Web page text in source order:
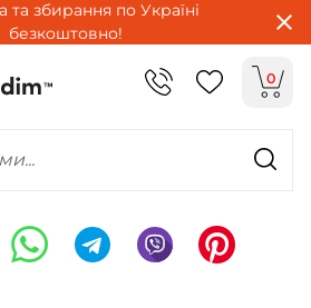
та збирання по Україні
безкоштовно!
0